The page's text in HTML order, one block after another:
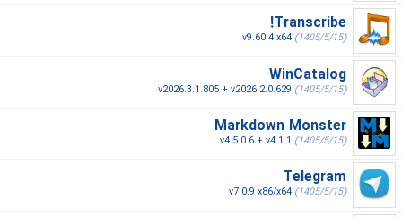
Transcribe!
v9.60.4 x64 (1405/5/15)
WinCatalog
v2026.3.1.805 + v2026.2.0.629 (1405/5/15)
Markdown Monster
v4.5.0.6 + v4.1.1 (1405/5/15)
Telegram
v7.0.9 x86/x64 (1405/5/15)